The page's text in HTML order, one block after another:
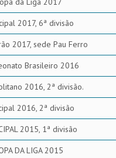
2017, 6ª divisão
2017, sede Pau Ferro
Brasileiro 2016
2016, 2ª divisão.
2016, 2ª divisão
2015, 1ª divisão
DA LIGA 2015